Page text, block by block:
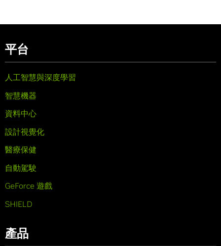
平台
人工智慧與深度學習
智慧機器
資料中心
設計視覺化
醫療保健
自動駕駛
GeForce 遊戲
SHIELD
產品